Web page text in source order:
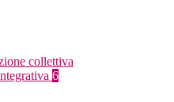
collettiva
6